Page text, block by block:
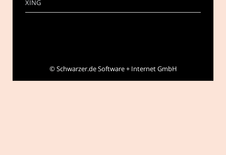
XING
©Schwarzer.de Software + Internet GmbH